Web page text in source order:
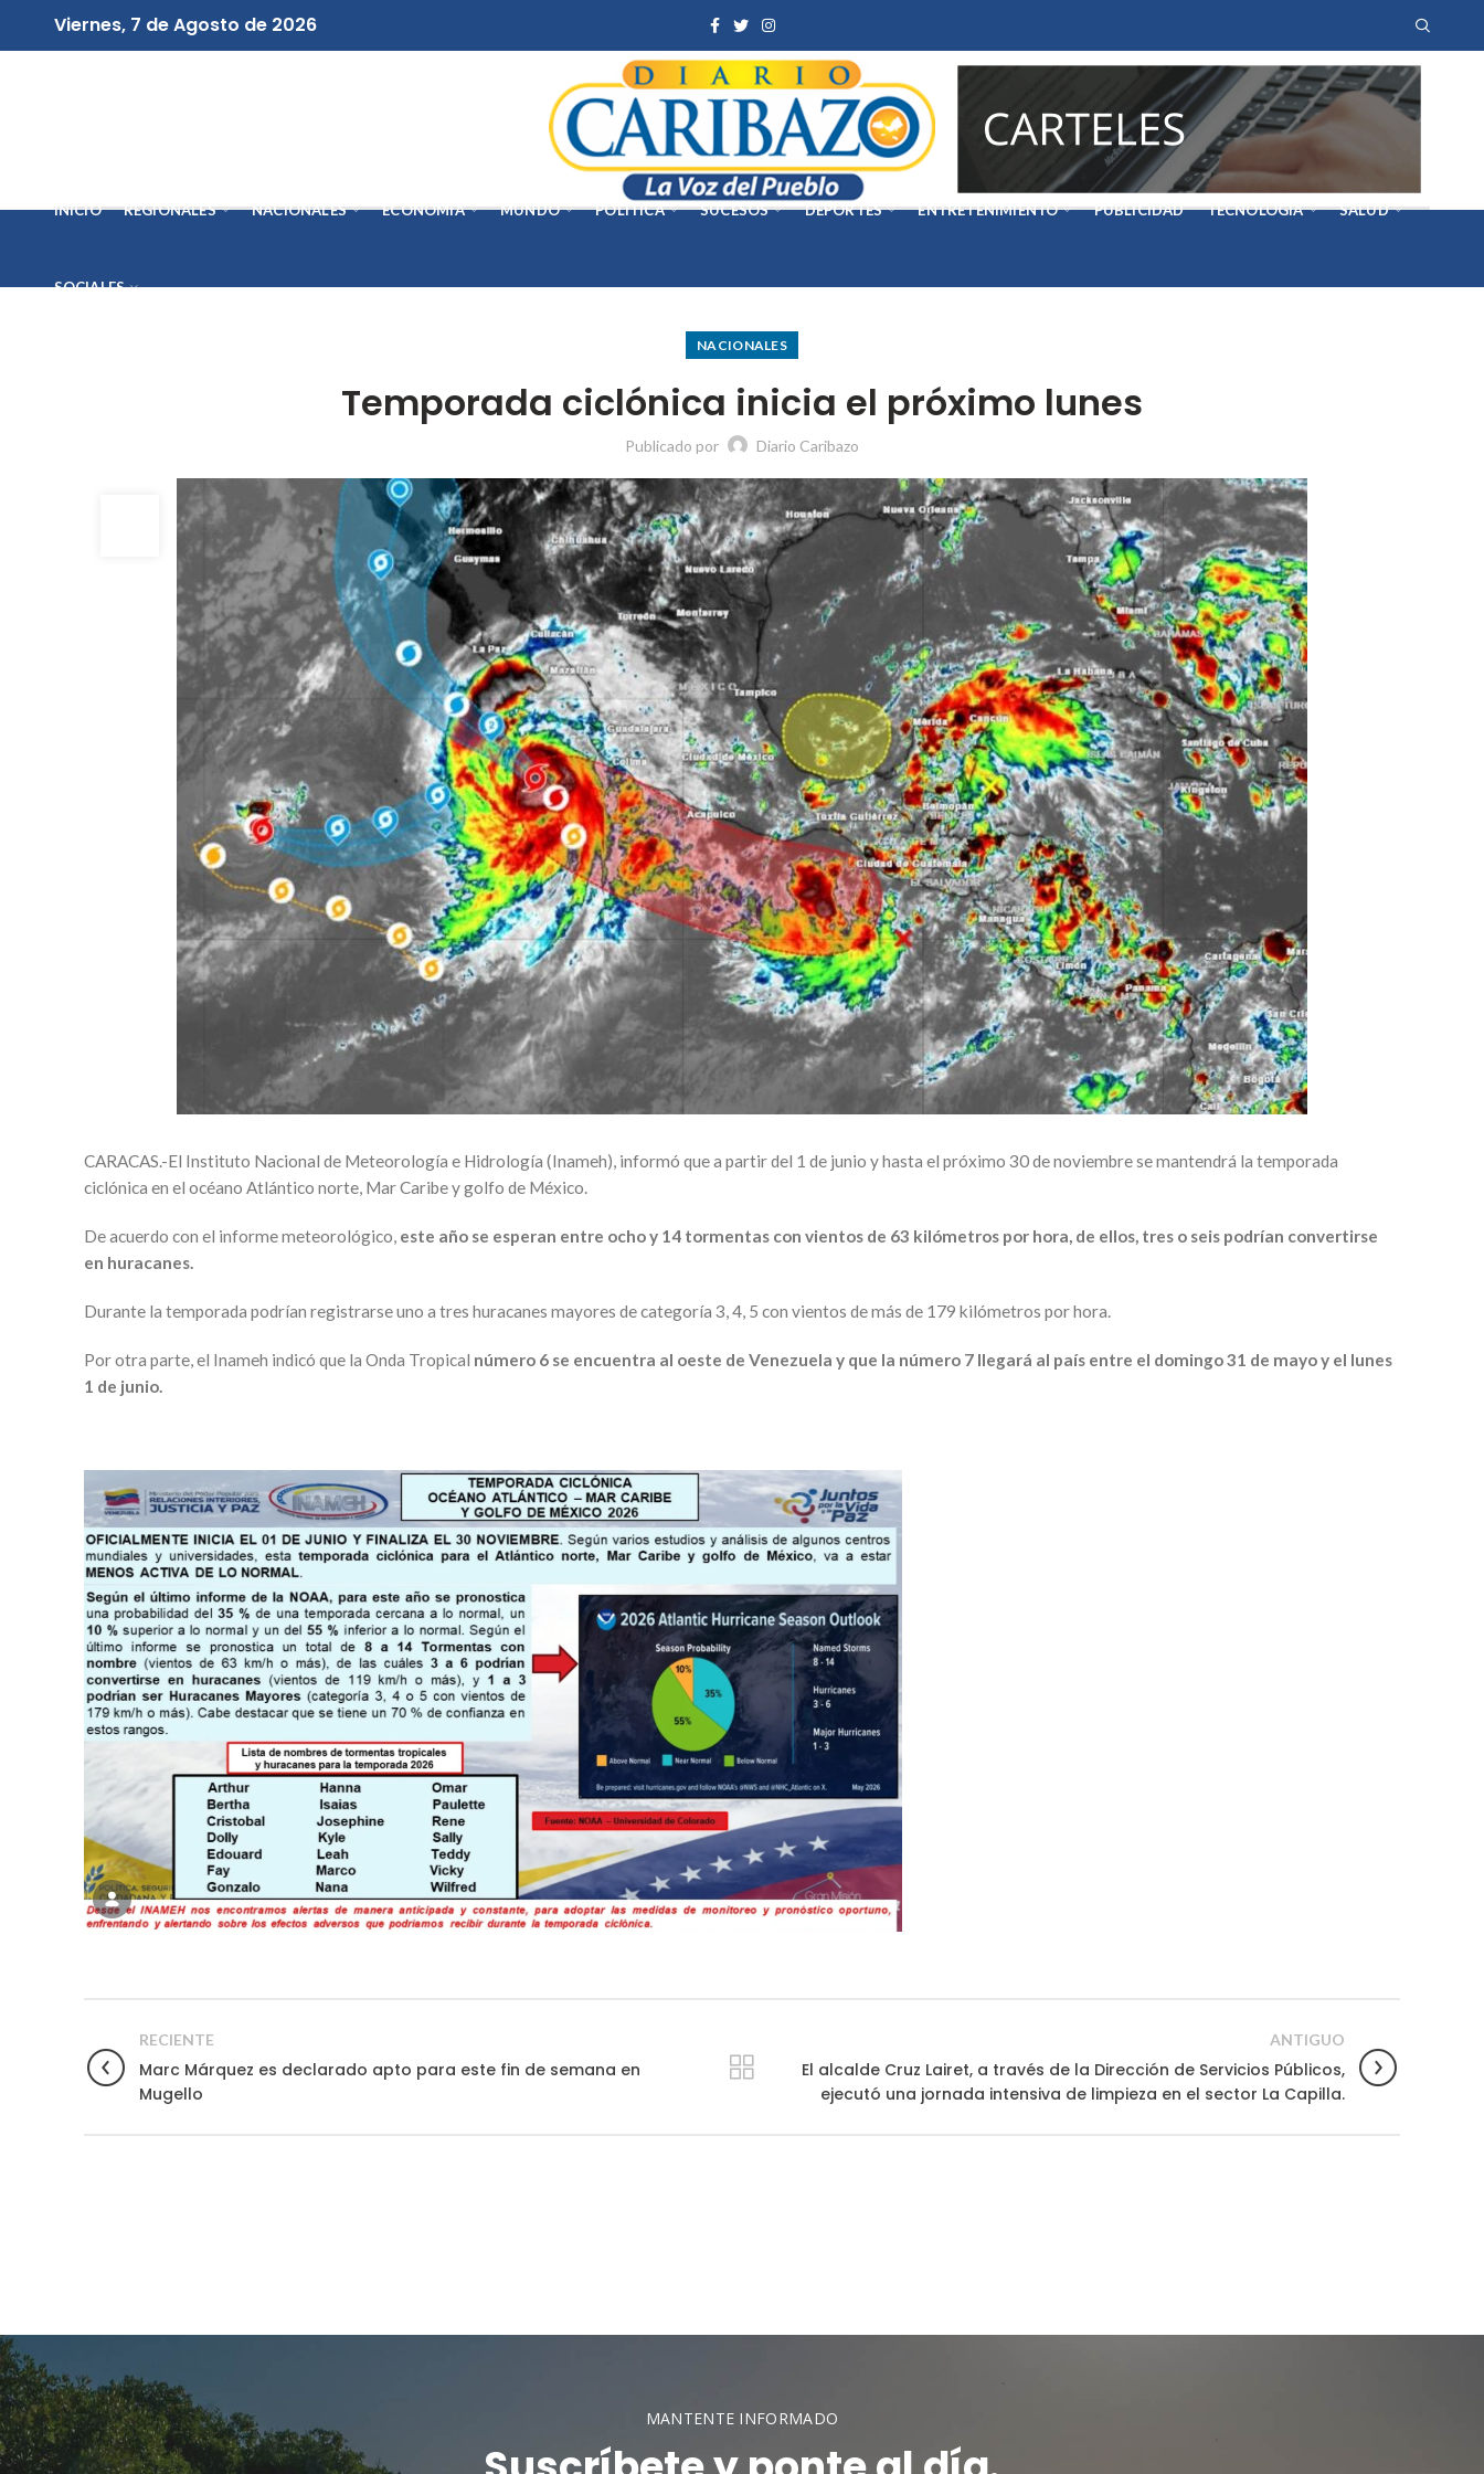
Viernes, 7 de Agosto de 2026
INICIO REGIONALES NACIONALES ECONOMÍA MUNDO POLÍTICA SUCESOS DEPORTES ENTRETENIMIENTO PUBLICIDAD TECNOLOGÍA SALUD
SOCIALES
NACIONALES
Temporada ciclónica inicia el próximo lunes
Publicado por Diario Caribazo
CARACAS.-El Instituto Nacional de Meteorología e Hidrología (Inameh), informó que a partir del 1 de junio y hasta el próximo 30 de noviembre se mantendrá la temporada
ciclónica en el océano Atlántico norte, Mar Caribe y golfo de México.
De acuerdo con el informe meteorológico, este año se esperan entre ocho y 14 tormentas con vientos de 63 kilómetros por hora, de ellos, tres o seis podrían convertirse
en huracanes.
Durante la temporada podrían registrarse uno a tres huracanes mayores de categoría 3, 4, 5 con vientos de más de 179 kilómetros por hora.
Por otra parte, el Inameh indicó que la Onda Tropical número 6 se encuentra al oeste de Venezuela y que la número 7 llegará al país entre el domingo 31 de mayo y el lunes
1 de junio.
RECIENTE
Marc Márquez es declarado apto para este fin de semana en
Mugello
ANTIGUO
El alcalde Cruz Lairet, a través de la Dirección de Servicios Públicos,
ejecutó una jornada intensiva de limpieza en el sector La Capilla.
MANTENTE INFORMADO